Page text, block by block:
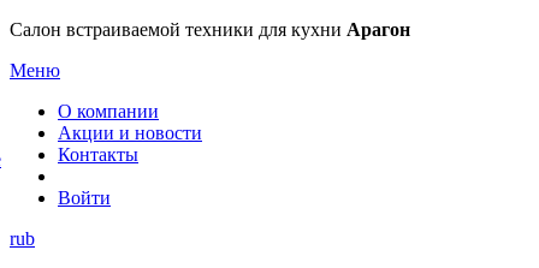
Салон встраиваемой техники для кухни Арагон
Меню
О компании
Акции и новости
Контакты
Войти
rub